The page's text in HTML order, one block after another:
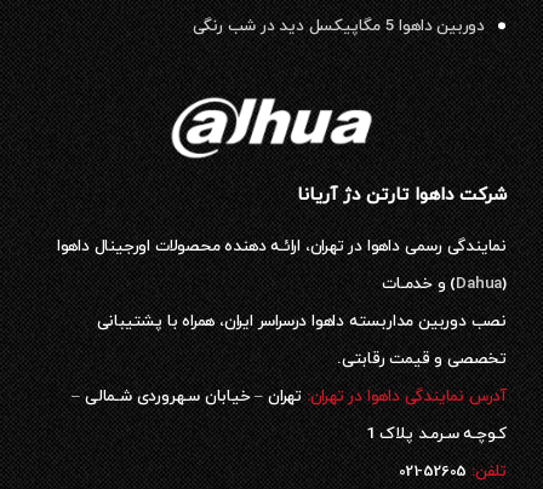
دوربین داهوا 5 مگاپیکسل دید در شب رنگی
شرکت داهوا تارتن دژ آریانا
نمایندگی رسمی داهوا در تهران، ارائـه دهنده محصولات اورجینال داهوا
(
Dahua) و خدمـات
نصب دوربین مداربسته داهوا درسراسر ایران، همراه با پشتیبانی
تخصصی و قیمت رقابتی.
آدرس نمایندگی داهوا در تهران:تهران – خیابان سـهروردی شـمالی –
کـوچـه سـرمـد پلاک 1
تلفن:52605-021